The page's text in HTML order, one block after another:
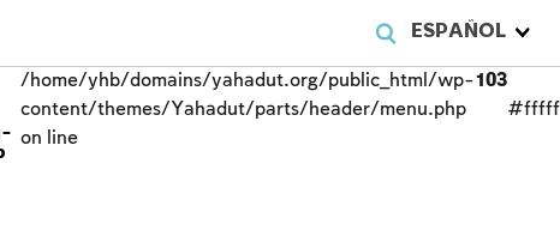
ESPAÑOL
/home/yhb/domains/yahadut.org/public_html/wp-
content/themes/Yahadut/parts/header/menu.php
on line
103